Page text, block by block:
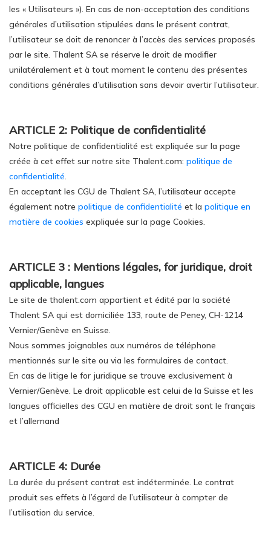
les « Utilisateurs »). En cas de non-acceptation des conditions
générales d’utilisation stipulées dans le présent contrat,
l’utilisateur se doit de renoncer à l’accès des services proposés
par le site. Thalent SA se réserve le droit de modifier
unilatéralement et à tout moment le contenu des présentes
conditions générales d’utilisation sans devoir avertir l’utilisateur.
ARTICLE 2: Politique de confidentialité
Notre politique de confidentialité est expliquée sur la page
créée à cet effet sur notre site Thalent.com: politique de
confidentialité.
En acceptant les CGU de Thalent SA, l’utilisateur accepte
également notre politique de confidentialité et la politique en
matière de cookies expliquée sur la page Cookies.
ARTICLE 3 : Mentions légales, for juridique, droit
applicable, langues
Le site de thalent.com appartient et édité par la société
Thalent SA qui est domiciliée 133, route de Peney, CH-1214
Vernier/Genève en Suisse.
Nous sommes joignables aux numéros de téléphone
mentionnés sur le site ou via les formulaires de contact.
En cas de litige le for juridique se trouve exclusivement à
Vernier/Genève. Le droit applicable est celui de la Suisse et les
langues officielles des CGU en matière de droit sont le français
et l’allemand
ARTICLE 4: Durée
La durée du présent contrat est indéterminée. Le contrat
produit ses effets à l’égard de l’utilisateur à compter de
l’utilisation du service.